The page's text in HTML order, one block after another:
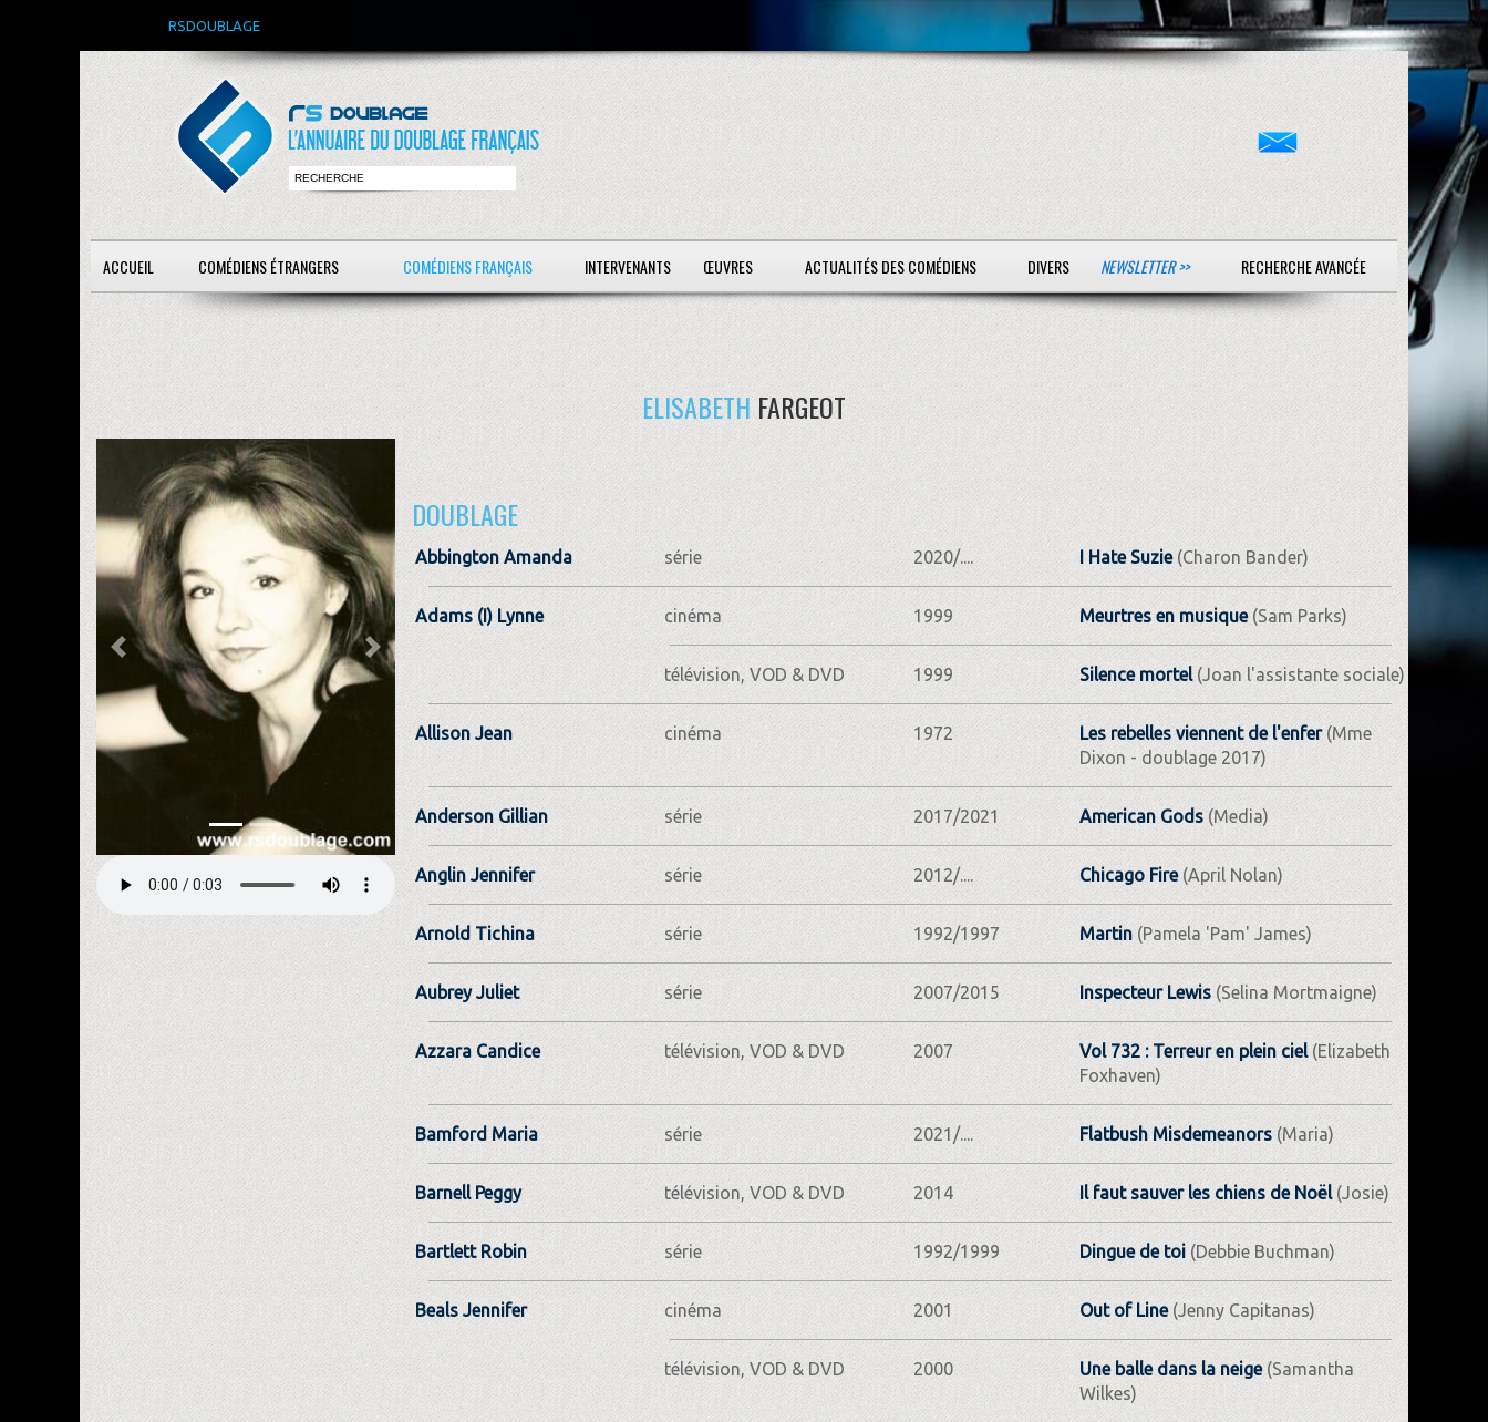
RSDOUBLAGE
ACCUEIL COMÉDIENS ÉTRANGERS COMÉDIENS FRANÇAIS INTERVENANTS ŒUVRES ACTUALITÉS DES COMÉDIENS DIVERS NEWSLETTER >> RECHERCHE AVANCÉE
ELISABETHFARGEOT
Previous Next
DOUBLAGE
Abbington Amanda série 2020/.... I Hate Suzie(Charon Bander)
Adams (I) Lynne cinéma 1999 Meurtres en musique(Sam Parks)
télévision, VOD & DVD 1999 Silence mortel(Joan l'assistante sociale)
Allison Jean cinéma 1972 Les rebelles viennent de l'enfer(Mme
Dixon - doublage 2017)
Anderson Gillian série 2017/2021 American Gods(Media)
Anglin Jennifer série 2012/.... Chicago Fire(April Nolan)
Arnold Tichina série 1992/1997 Martin (Pamela 'Pam' James)
Aubrey Juliet série 2007/2015 Inspecteur Lewis (Selina Mortmaigne)
Azzara Candice télévision, VOD & DVD 2007 Vol 732 : Terreur en plein ciel(Elizabeth
Foxhaven)
Bamford Maria série 2021/.... Flatbush Misdemeanors(Maria)
Barnell Peggy télévision, VOD & DVD 2014 Il faut sauver les chiens de Noël(Josie)
Bartlett Robin série 1992/1999 Dingue de toi(Debbie Buchman)
Beals Jennifer cinéma 2001 Out of Line(Jenny Capitanas)
télévision, VOD & DVD 2000 Une balle dans la neige(Samantha
Wilkes)